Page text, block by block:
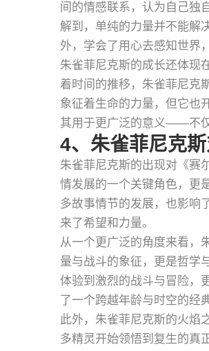
间的情感联系，认为自己独
解到，单纯的力量并不能解
外，学会了用心去感知世界
朱雀菲尼克斯的成长还体现
着时间的推移，朱雀菲尼克
象征着生命的力量，但它也
其用于更广泛的意义——不
4、朱雀菲尼克
朱雀菲尼克斯的出现对《赛
情发展的一个关键角色，更
多故事情节的发展，也影响
来了希望和力量。
从一个更广泛的角度来看，
量与战斗的象征，更是哲学
体验到激烈的战斗与冒险，
了一个跨越年龄与时空的经
此外，朱雀菲尼克斯的火焰
多精灵开始领悟到复生的